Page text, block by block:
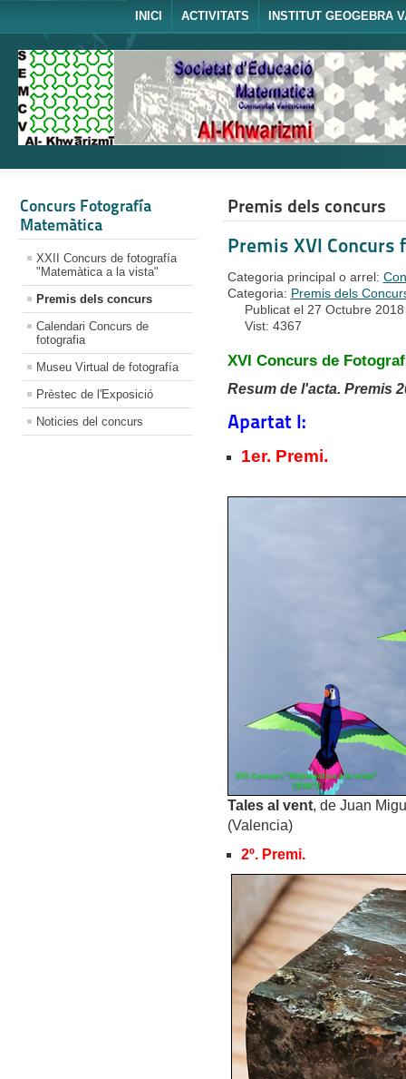
INICI ACTIVITATS INSTITUT GEOGEBRA
Concurs Fotografía
Matemàtica
XXII Concurs de fotografía
"Matemàtica a la vista"
Premis dels concurs
Calendari Concurs de
fotografia
Museu Virtual de fotografía
Prèstec de l'Exposició
Noticies del concurs
Premis dels concurs
Premis XVI
Categoria principal o arrel:
Categoria: Premis dels
Publicat el 27 Octubre 2018
Vist: 4367
XVI Concurs de
Resum de l'acta. Premis
Apartat I:
1er. Premi.
Tales al vent, de Juan
(Valencia)
2º. Premi.